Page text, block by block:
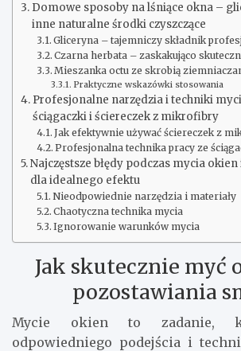
Domowe sposoby na lśniące okna –
inne naturalne środki czyszczące
Gliceryna – tajemniczy składnik
Czarna herbata – zaskakująco
Mieszanka octu ze skrobią
Praktyczne wskazówki stosowania
Profesjonalne narzędzia i techniki
ściągaczki i ściereczek z mikrofibry
Jak efektywnie używać ściereczek z
Profesjonalna technika pracy ze
Najczęstsze błędy podczas mycia
dla idealnego efektu
Nieodpowiednie narzędzia i materiały
Chaotyczna technika mycia
Ignorowanie warunków mycia
Jak skutecznie myć
pozostawiania
Mycie okien to zadanie,
odpowiedniego podejścia i